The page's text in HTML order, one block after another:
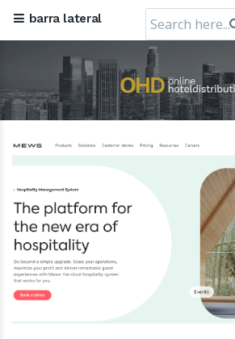
barra lateral
Search
for: